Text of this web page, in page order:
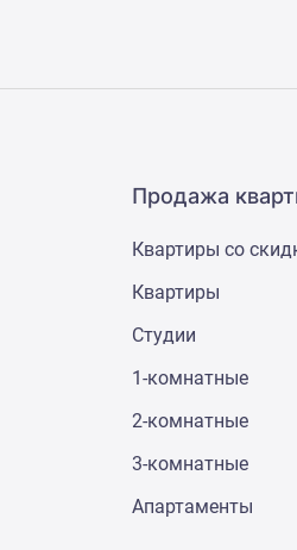
Продажа
Квартиры со
Квартиры
Студии
1-комнатные
2-комнатные
3-комнатные
Апартаменты